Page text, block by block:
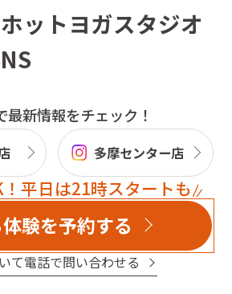
ットヨガスタジオ
新情報をチェック！
多摩センター店
平日は21時スタートも
験を予約する
て電話で問い合わせる